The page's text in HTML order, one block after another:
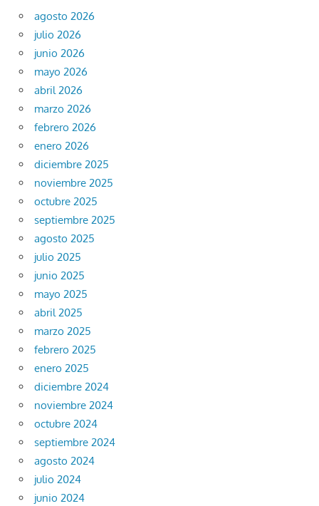
agosto 2026
julio 2026
junio 2026
mayo 2026
abril 2026
marzo 2026
febrero 2026
enero 2026
diciembre 2025
noviembre 2025
octubre 2025
septiembre 2025
agosto 2025
julio 2025
junio 2025
mayo 2025
abril 2025
marzo 2025
febrero 2025
enero 2025
diciembre 2024
noviembre 2024
octubre 2024
septiembre 2024
agosto 2024
julio 2024
junio 2024